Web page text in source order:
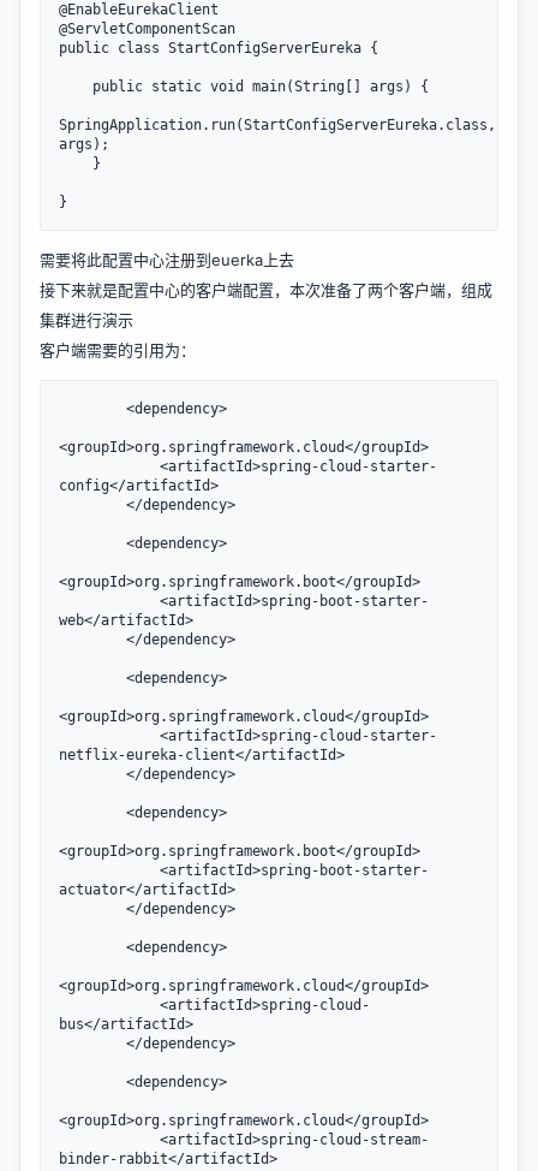
@EnableEurekaClient
@ServletComponentScan
public class StartConfigServerEureka {
SpringApplication.run(StartConfigServerEureka.class,
args);
需要将此配置中心注册到euerka上去
接下来就是配置中心的客户端配置，本次准备了两个客户端，组成
集群进行演示
客户端需要的引用为：
<groupId>org.springframework.cloud</groupId>
config</artifactId>
<groupId>org.springframework.boot</groupId>
web</artifactId>
<groupId>org.springframework.cloud</groupId>
netflix-eureka-client</artifactId>
<groupId>org.springframework.boot</groupId>
actuator</artifactId>
<groupId>org.springframework.cloud</groupId>
bus</artifactId>
<groupId>org.springframework.cloud</groupId>
binder-rabbit</artifactId>